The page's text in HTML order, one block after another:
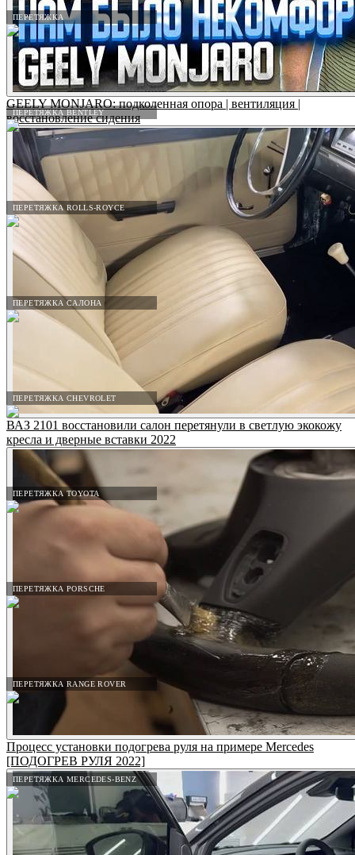
ПЕРЕТЯЖКА
ПЕРЕТЯЖКА BENTLEY
ПЕРЕТЯЖКА ROLLS-ROYCE
ПЕРЕТЯЖКА САЛОНА
ПЕРЕТЯЖКА CHEVROLET
ПЕРЕТЯЖКА TOYOTA
ПЕРЕТЯЖКА PORSCHE
ПЕРЕТЯЖКА RANGE ROVER
ПЕРЕТЯЖКА MERCEDES-BENZ
GEELY MONJARO: подколенная опора | вентиляция |
восстановление сидения
ВАЗ 2101 восстановили салон перетянули в светлую экокожу
кресла и дверные вставки 2022
Процесс установки подогрева руля на примере Mercedes
[ПОДОГРЕВ РУЛЯ 2022]